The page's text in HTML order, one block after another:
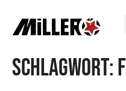
Schlagwort: